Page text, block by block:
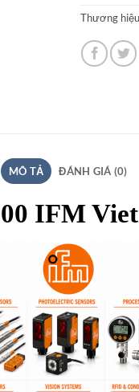
Thương
MÔ TẢ ĐÁNH GIÁ (0)
IFM